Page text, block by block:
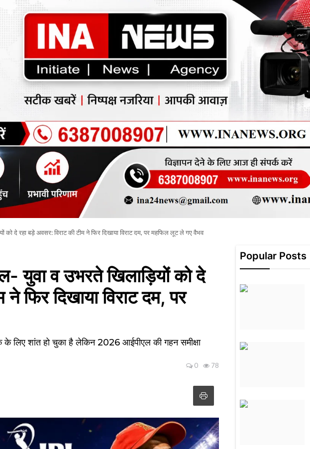
दे रहा बड़े अवसर: विराट की टीम ने फिर दिखाया विराट दम, पर महफिल लूट ले गए वैभव
व उभरते खिलाड़ियों को दे
फिर दिखाया विराट दम, पर
शांत हो चुका है लेकिन 2026 आईपीएल की गहन समीक्षा
0 78
Popular Posts